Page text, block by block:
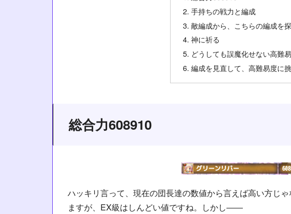
手持ちの戦力と編成
敵編成から、こちらの編成を
神に祈る
どうしても誤魔化せない高難
編成を見直して、高難易度に
総合力608910
ハッキリ言って、現在の団長達の数値から言えば高い方じ
ますが、EX級はしんどい値ですね。しかし――